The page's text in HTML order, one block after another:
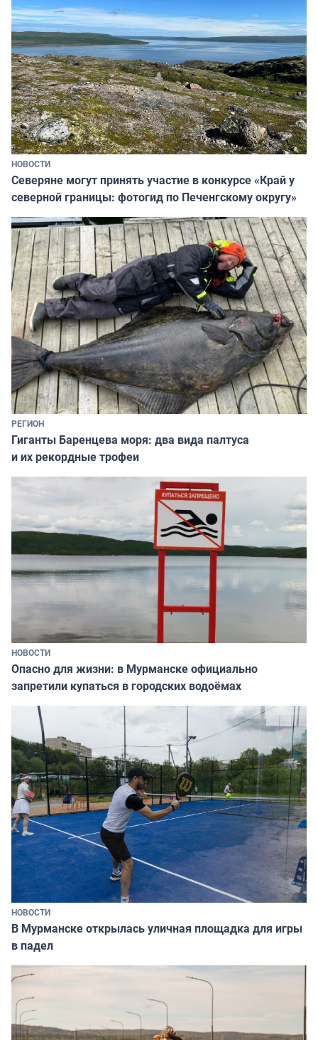
НОВОСТИ
Северяне могут принять участие в конкурсе «Край у
северной границы: фотогид по Печенгскому округу»
РЕГИОН
Гиганты Баренцева моря: два вида палтуса
и их рекордные трофеи
НОВОСТИ
Опасно для жизни: в Мурманске официально
запретили купаться в городских водоёмах
НОВОСТИ
В Мурманске открылась уличная площадка для игры
в падел